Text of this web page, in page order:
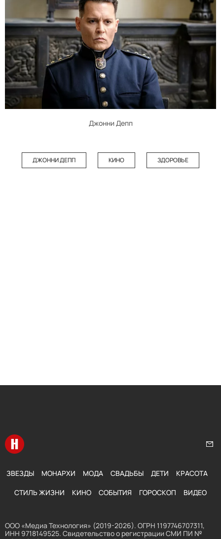
Джонни Депп
ДЖОННИ ДЕПП КИНО ЗДОРОВЬЕ
Перейти на главную
ЗВЕЗДЫ МОНАРХИ МОДА СВАДЬБЫ ДЕТИ КРАСОТА
СТИЛЬ ЖИЗНИ КИНО СОБЫТИЯ ГОРОСКОП ВИДЕО
ООО «Медиа Технология» (2019-2026). ОГРН 1197746707311,
ИНН 9718149525. Свидетельство о регистрации СМИ ПИ №